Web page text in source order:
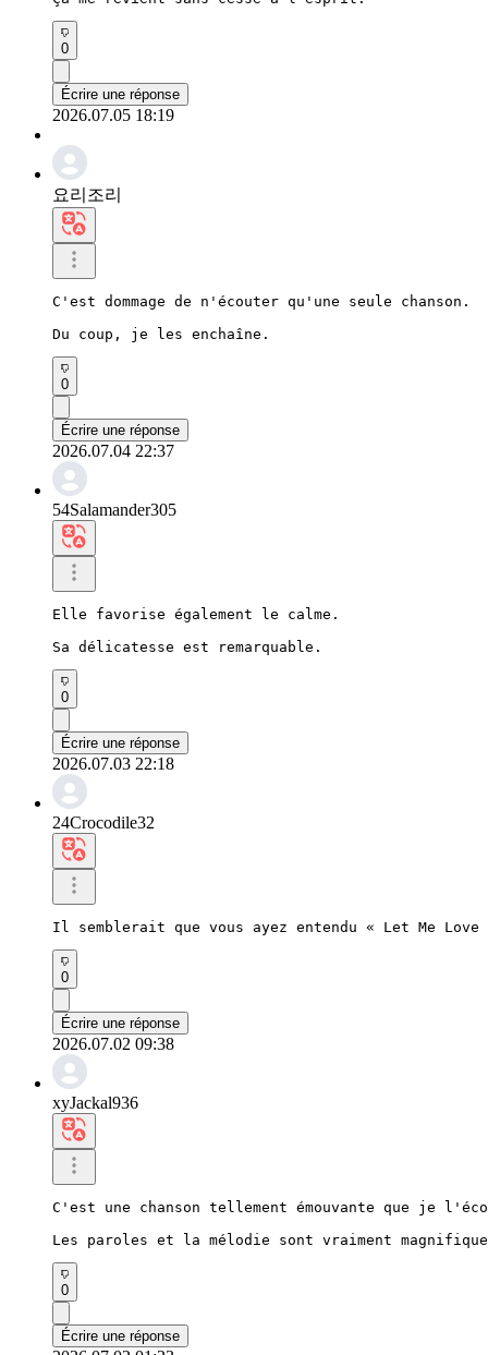
0
Écrire une réponse
2026.07.05 18:19
요리조리
C'est dommage de n'écouter qu'une seule chanson.
Du coup, je les enchaîne.
0
Écrire une réponse
2026.07.04 22:37
54Salamander305
Elle favorise également le calme.
Sa délicatesse est remarquable.
0
Écrire une réponse
2026.07.03 22:18
24Crocodile32
Il semblerait que vous ayez entendu « Let Me
0
Écrire une réponse
2026.07.02 09:38
xyJackal936
C'est une chanson tellement émouvante que je
Les paroles et la mélodie sont vraiment
0
Écrire une réponse